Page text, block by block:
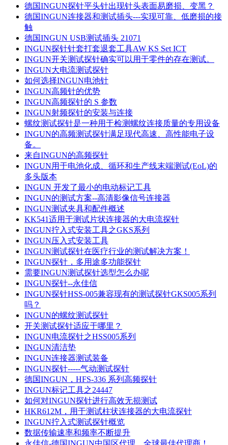
德国INGUN探针平头针出现针头表面易磨损、变黑？
德国INGUN连接器和测试插头---实现可靠、低磨损的接
触
德国INGUN USB测试插头 21071
INGUN探针针套打套退套工具AW KS Set ICT
INGUN开关测试探针确实可以用于零件的存在测试。
INGUN大电流测试探针
如何选择INGUN电池针
INGUN高频针的优势
INGUN高频探针的 S 参数
INGUN射频探针的安装与连接
螺纹测试探针是一种用于检测螺纹连接质量的专用设备
INGUN的高频测试探针满足现代高速、高性能电子设
备。
来自INGUN的高频探针
INGUN用于电池化成、循环和生产线末端测试(EoL)的
多头版本
INGUN 开发了最小的电动标记工具
INGUN的测试方案--高清影像信号连接器
INGUN测试夹具和配件概述
​KK541适用于测试片状连接器的大电流探针
INGUN拧入式安装工具之GKS系列
INGUN压入式安装工具
INGUN测试探针在医疗行业的测试解决方案！
INGUN探针，多用途多功能探针
需要INGUN测试探针选型怎么办呢
INGUN探针--永佳信
INGUN探针HSS-005兼容现有的测试探针GKS005系列
吗？
INGUN的螺纹测试探针
开关测试探针适应于哪里？
INGUN电流探针之HSS005系列
INGUN清洁垫
INGUN连接器测试装备
INGUN探针-----气动测试探针
德国INGUN，HFS-336 系列高频探针
INGUN标记工具之24447
如何对INGUN探针进行高效无损测试
HKR612M，用于测试柱状连接器的大电流探针
INGUN拧入式测试探针概览
数据传输速率和频率不断提升
永佳信-德国INGUN中国区代理，全球最佳代理商！